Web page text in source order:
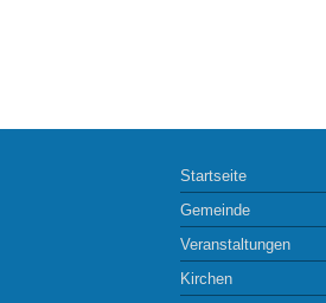
Startseite
Gemeinde
Veranstaltungen
Kirchen